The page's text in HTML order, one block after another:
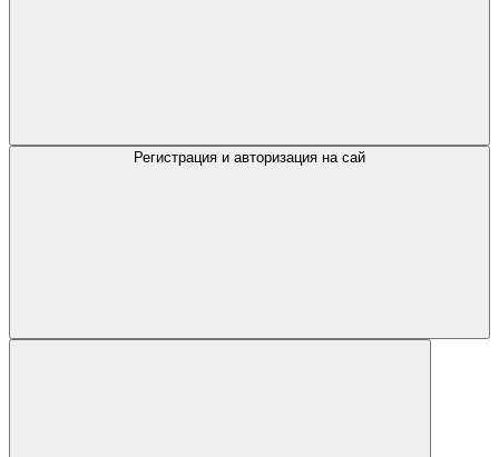
Регистрация и авторизация на сай